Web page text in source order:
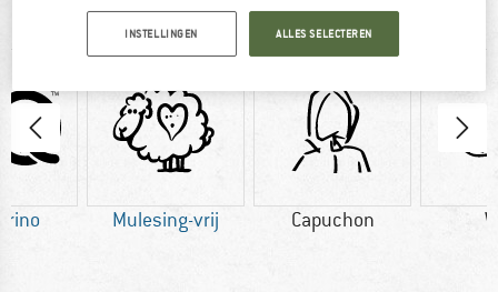
Merino hoodie voor actieve ondernemingen in de natuur
Mulesing-vrij Capuchon
INSTELLINGEN ALLES SELECTEREN